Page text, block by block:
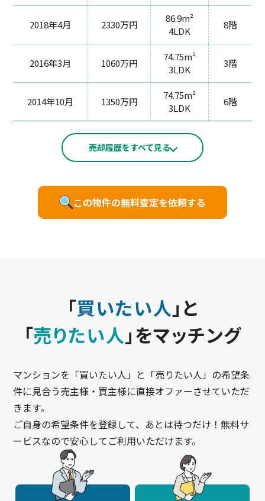
2018年4月 2330万円
86.9m²
4LDK
8階
2016年3月 1060万円
74.75m²
3LDK
3階
2014年10月 1350万円
74.75m²
3LDK
6階
売却履歴をすべて見る
この物件の無料査定を依頼する
「買いたい人」と
「売りたい人」をマッチング
マンションを「買いたい人」と「売りたい人」の希望条
件に見合う売主様・買主様に直接オファーさせていただ
きます。
ご自身の希望条件を登録して、あとは待つだけ！無料サ
ービスなので安心してご利用いただけます。